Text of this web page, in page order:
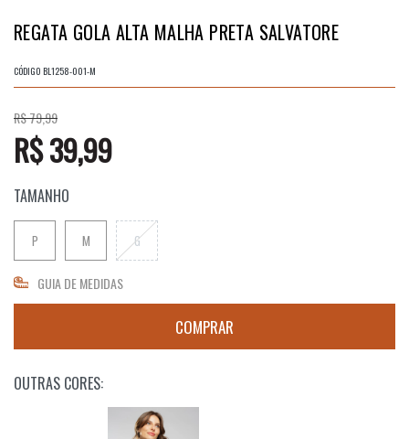
REGATA GOLA ALTA MALHA PRETA SALVATORE
CÓDIGO BL1258-001-M
R$ 79,99
R$ 39,99
TAMANHO
P M G
GUIA DE MEDIDAS
OUTRAS CORES: